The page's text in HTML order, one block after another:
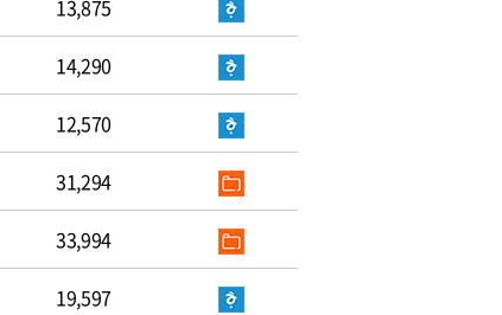
13,875
14,290
12,570
31,294
33,994
19,597